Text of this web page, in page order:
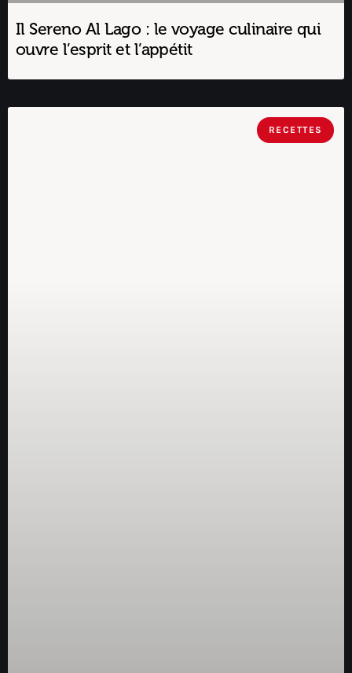
Il Sereno Al Lago : le voyage culinaire qui
ouvre l’esprit et l’appétit
RECETTES